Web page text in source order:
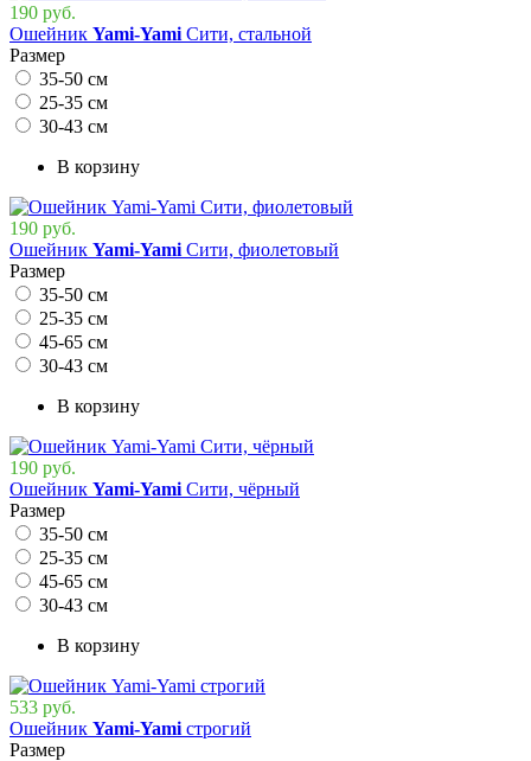
190 руб.
Ошейник Yami-Yami Сити, стальной
Размер
35-50 см
25-35 см
30-43 см
В корзину
190 руб.
Ошейник Yami-Yami Сити, фиолетовый
Размер
35-50 см
25-35 см
45-65 см
30-43 см
В корзину
190 руб.
Ошейник Yami-Yami Сити, чёрный
Размер
35-50 см
25-35 см
45-65 см
30-43 см
В корзину
533 руб.
Ошейник Yami-Yami строгий
Размер